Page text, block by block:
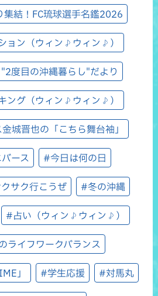
集結！FC琉球選手名鑑2026
ョン（ウィン♪ウィン♪）
度目の沖縄暮らし"だより
ング（ウィン♪ウィン♪）
城晋也の「こちら舞台袖」
ース #今日は何の日
サク行こうぜ #冬の沖縄
#占い（ウィン♪ウィン♪）
ライフワークバランス
」 #学生応援 #対馬丸